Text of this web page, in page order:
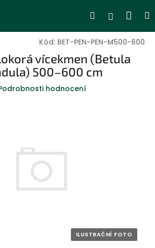
Hledat
Kód: BET-PEN-PEN-M500-600
vícekmen (Betula
500–600 cm
hodnocení